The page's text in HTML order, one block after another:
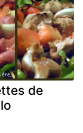
de